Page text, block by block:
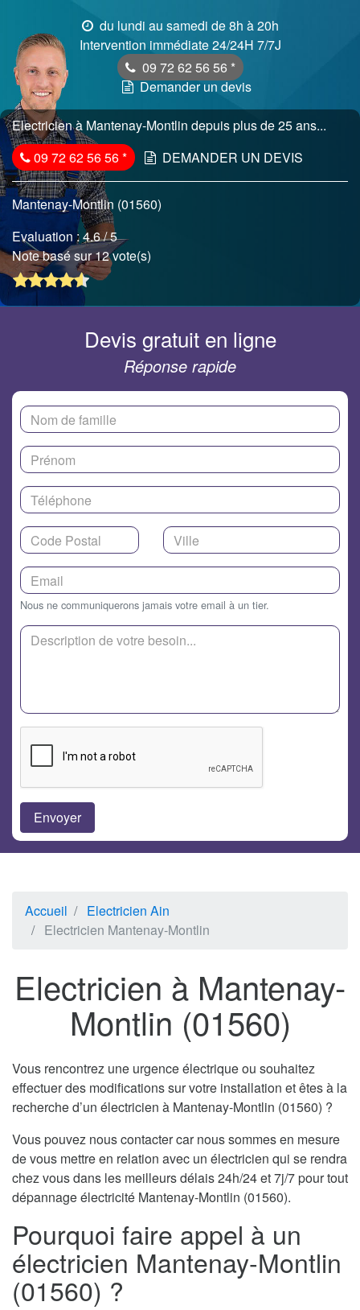
du lundi au samedi de 8h à 20h
Intervention immédiate 24/24H 7/7J
09 72 62 56 56 *
Demander un devis
Electricien à Mantenay-Montlin depuis plus de 25 ans...
09 72 62 56 56* DEMANDER UN DEVIS
Mantenay-Montlin (01560)
Evaluation :4.6/ 5
Note basé sur 12 vote(s)
Devis gratuit en ligne
Réponse rapide
Nous ne communiquerons jamais votre email à un tier.
Accueil
Electricien Ain
Electricien Mantenay-Montlin
Electricien à Mantenay-
Montlin (01560)
Vous rencontrez une urgence électrique ou souhaitez
effectuer des modifications sur votre installation et êtes à la
recherche d’un électricien à Mantenay-Montlin (01560) ?
Vous pouvez nous contacter car nous sommes en mesure
de vous mettre en relation avec un électricien qui se rendra
chez vous dans les meilleurs délais 24h/24 et 7j/7 pour tout
dépannage électricité Mantenay-Montlin (01560).
Pourquoi faire appel à un
électricien Mantenay-Montlin
(01560) ?